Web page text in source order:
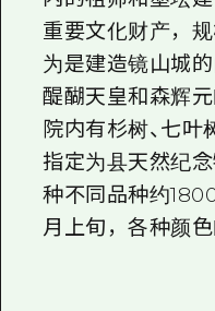
灾难发
广岛观
重要文化财产，
为是建造镜山城
醍醐天皇和森辉
院内有杉树、七叶
指定为县天然纪
种不同品种约
月上旬，各种颜色